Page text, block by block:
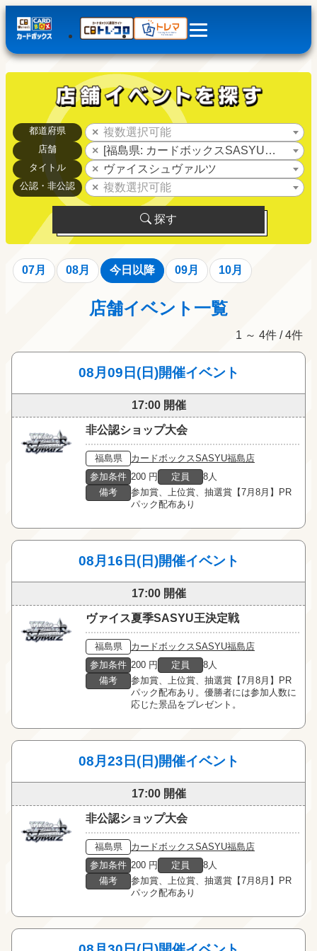
都道府県 複数選択可能
店舗 [福島県: カードボックスSASYU福島店]
タイトル ヴァイスシュヴァルツ
公認・非公認 複数選択可能
探す
07月 08月 今日以降 09月 10月
店舗イベント一覧
1 ～ 4件 / 4件
08月09日(日)開催イベント
17:00 開催
非公認ショップ大会
福島県
カードボックスSASYU福島店
参加条件 200 円 定員
8人
備考
参加賞、上位賞、抽選賞【7月8月】PR
パック配布あり
08月16日(日)開催イベント
17:00 開催
ヴァイス夏季SASYU王決定戦
福島県
カードボックスSASYU福島店
参加条件 200 円 定員
8人
備考
参加賞、上位賞、抽選賞【7月8月】PR
パック配布あり。優勝者には参加人数に
応じた景品をプレゼント。
08月23日(日)開催イベント
17:00 開催
非公認ショップ大会
福島県
カードボックスSASYU福島店
参加条件 200 円 定員
8人
備考
参加賞、上位賞、抽選賞【7月8月】PR
パック配布あり